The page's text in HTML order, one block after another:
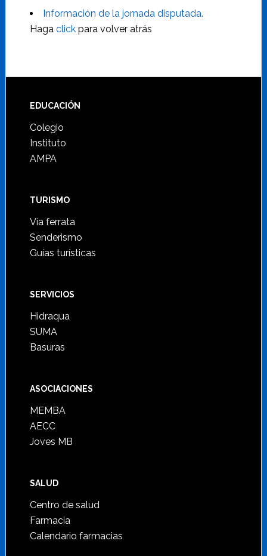
Información de la jornada disputada.
Haga clickpara volver atrás
Footer
EDUCACIÓN
Colegio
Instituto
AMPA
TURISMO
Vía ferrata
Senderismo
Guías turísticas
SERVICIOS
Hidraqua
SUMA
Basuras
ASOCIACIONES
MEMBA
AECC
Joves MB
SALUD
Centro de salud
Farmacia
Calendario farmacias